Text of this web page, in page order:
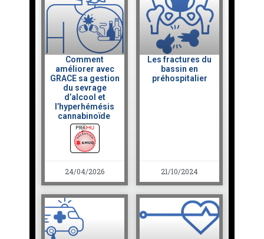
Comment
améliorer avec
GRACE sa gestion
du sevrage
d’alcool et
l’hyperhémésis
cannabinoïde
24/04/2026
Les fractures du
bassin en
préhospitalier
21/10/2024